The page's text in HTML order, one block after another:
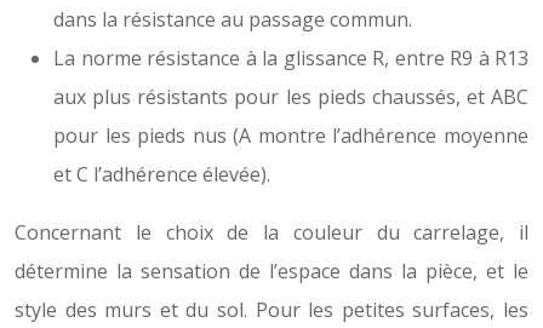
dans la résistance au passage commun.
La norme résistance à la glissance R, entre R9 à R13
aux plus résistants pour les pieds chaussés, et ABC
pour les pieds nus (A montre l’adhérence moyenne
et C l’adhérence élevée).
Concernant le choix de la couleur du carrelage, il
détermine la sensation de l’espace dans la pièce, et le
style des murs et du sol. Pour les petites surfaces, les